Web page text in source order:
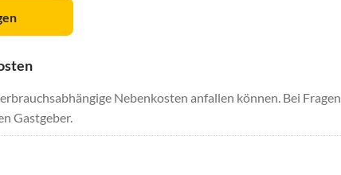
Nebenkosten anfallen können. Bei Fragen
Gastgeber.